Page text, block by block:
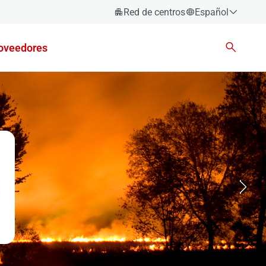
Red de centros
Español
Euskara
Valencià
English